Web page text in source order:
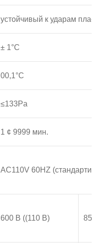
устойчивый к ударам пластик
± 1°C
00,1°C
≤133Pa
1 ¢ 9999 мин.
AC110V 60HZ
600 В ((110 В) 850 В